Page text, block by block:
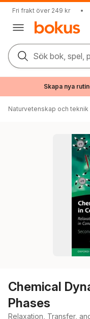
Fri frakt över 249 kr •
Sök bok, spel,
Skapa nya
Naturvetenskap och teknik
Chemical
Phases
Relaxation, Transfer,